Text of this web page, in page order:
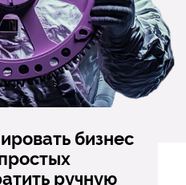
бизнес
ручную